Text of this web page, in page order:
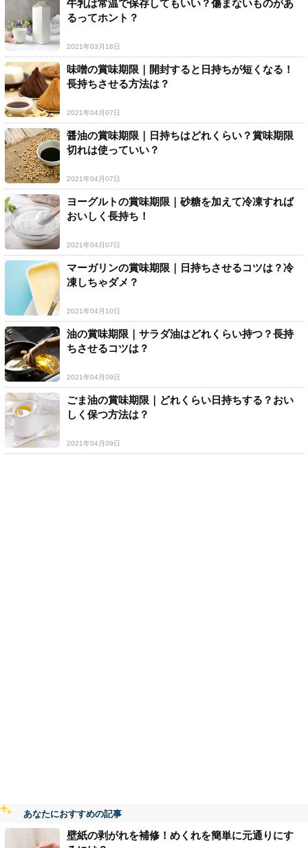
牛乳は常温で保存してもいい？傷まないものがあ
るってホント？
2021年03月18日
味噌の賞味期限｜開封すると日持ちが短くなる！
長持ちさせる方法は？
2021年04月07日
醤油の賞味期限｜日持ちはどれくらい？賞味期限
切れは使っていい？
2021年04月07日
ヨーグルトの賞味期限｜砂糖を加えて冷凍すれば
おいしく長持ち！
2021年04月07日
マーガリンの賞味期限｜日持ちさせるコツは？冷
凍しちゃダメ？
2021年04月10日
油の賞味期限｜サラダ油はどれくらい持つ？長持
ちさせるコツは？
2021年04月09日
ごま油の賞味期限｜どれくらい日持ちする？おい
しく保つ方法は？
2021年04月09日
あなたにおすすめの記事
壁紙の剥がれを補修！めくれを簡単に元通りにす